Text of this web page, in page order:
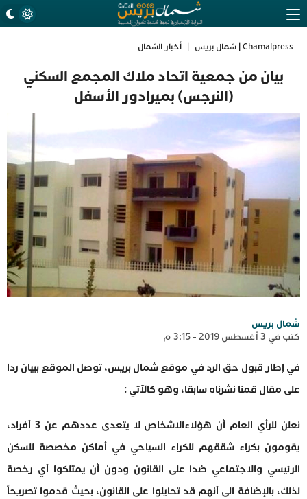
Chamalpress | شمال بريس أخبار الشمال
بيان من جمعية اتحاد ملاك المجمع السكني
(النرجس) بميرادور الأسفل
شمال بريس
كتب في 3 أغسطس 2019 - 3:15 م
في إطار قبول حق الرد في موقع شمال بريس، توصل الموقع ببيان ردا
على مقال قمنا نشرناه سابقا، وهو كالآتي :
نعلن للرأي العام أن هؤلاءالاشخاص لا يتعدى عددهم عن 3 أفراد،
يقومون بكراء شققهم للكراء السياحي في أماكن مخصصة للسكن
الرئيسي والاجتماعي ضدا على القانون ودون أن يمتلكوا أي رخصة
لذلك، بالإضافة الى أنهم قد تحايلوا على القانون، بحيث قدموا تصريحاً